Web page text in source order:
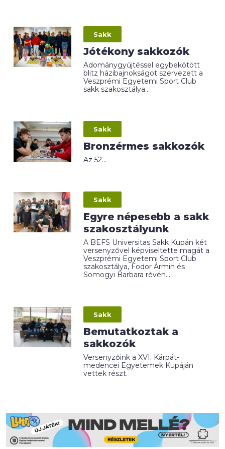
Sakk
Jótékony sakkozók
Adománygyűjtéssel egybekötött
blitz házibajnokságot szervezett a
Veszprémi Egyetemi Sport Club
sakk szakosztálya...
Sakk
Bronzérmes sakkozók
Az 52...
Sakk
Egyre népesebb a sakk
szakosztályunk
A BEFS Universitas Sakk Kupán két
versenyzővel képviseltette magát a
Veszprémi Egyetemi Sport Club
szakosztálya, Fodor Ármin és
Somogyi Barbara révén...
Sakk
Bemutatkoztak a
sakkozók
Versenyzőink a XVI. Kárpát-
medencei Egyetemek Kupáján
vettek részt.